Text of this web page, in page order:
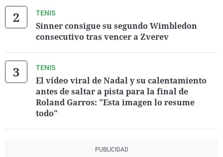
TENIS
Sinner consigue su segundo Wimbledon
consecutivo tras vencer a Zverev
TENIS
El vídeo viral de Nadal y su calentamiento
antes de saltar a pista para la final de
Roland Garros: "Esta imagen lo resume
todo"